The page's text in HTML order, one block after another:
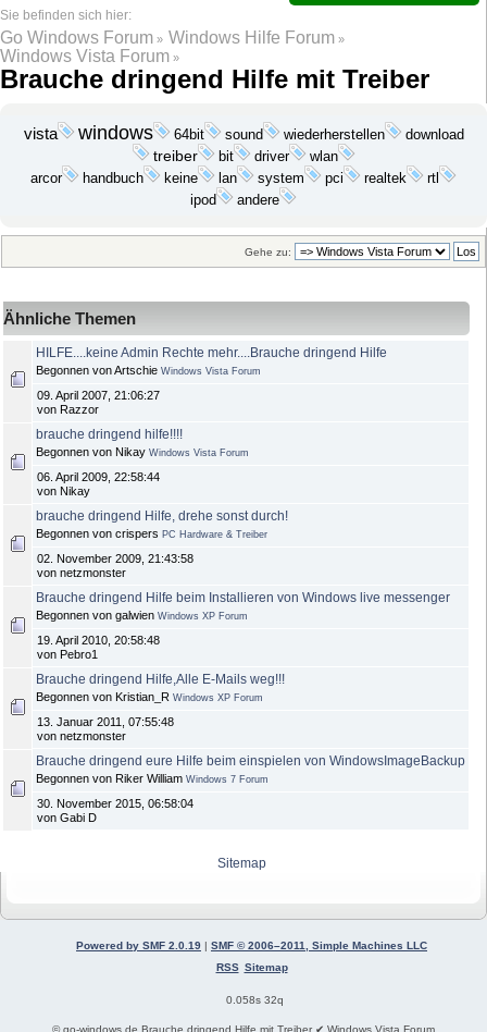
Go Windows Forum » Windows Hilfe Forum »
Windows Vista Forum »
Brauche dringend Hilfe mit Treiber
vista windows 64bit sound wiederherstellen
download
treiber
bit driver wlan
arcor handbuch keine lan system pci realtek
rtl
ipod
andere
Gehe zu:
Ähnliche Themen
HILFE....keine Admin Rechte mehr....Brauche dringend Hilfe
Begonnen von Artschie Windows Vista Forum
09. April 2007, 21:06:27
von Razzor
brauche dringend hilfe!!!!
Begonnen von Nikay Windows Vista Forum
06. April 2009, 22:58:44
von Nikay
brauche dringend Hilfe, drehe sonst durch!
Begonnen von crispers PC Hardware & Treiber
02. November 2009, 21:43:58
von netzmonster
Brauche dringend Hilfe beim Installieren von Windows live messenger
Begonnen von galwien Windows XP Forum
19. April 2010, 20:58:48
von Pebro1
Brauche dringend Hilfe,Alle E-Mails weg!!!
Begonnen von Kristian_R Windows XP Forum
13. Januar 2011, 07:55:48
von netzmonster
Brauche dringend eure Hilfe beim einspielen von WindowsImageBackup
Begonnen von Riker William Windows 7 Forum
30. November 2015, 06:58:04
von Gabi D
Sitemap
Powered by SMF 2.0.19 | SMF © 2006–2011, Simple Machines LLC
RSS Sitemap
0.058s 32q
© go-windows.de Brauche dringend Hilfe mit Treiber ✔ Windows Vista Forum